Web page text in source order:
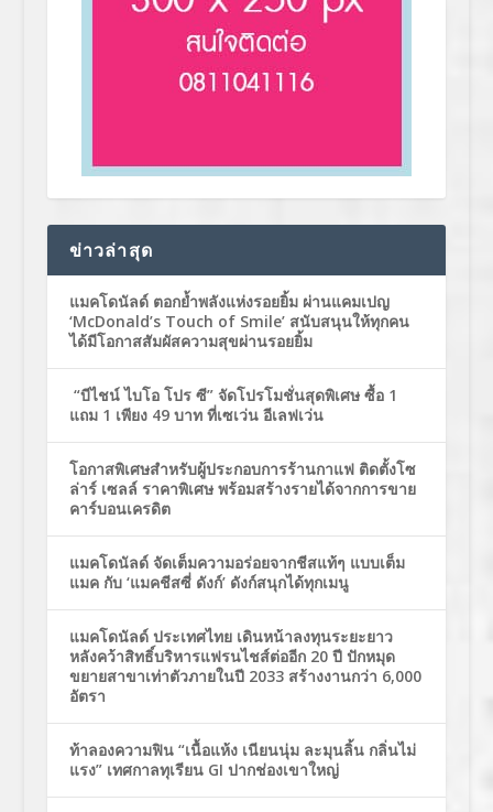
ข่าวล่าสุด
แมคโดนัลด์ ตอกย้ำพลังแห่งรอยยิ้ม ผ่านแคมเปญ
‘McDonald’s Touch of Smile’ สนับสนุนให้ทุกคน
ได้มีโอกาสสัมผัสความสุขผ่านรอยยิ้ม
“บีไชน์ ไบโอ โปร ซี” จัดโปรโมชั่นสุดพิเศษ ซื้อ 1
แถม 1 เพียง 49 บาท ที่เซเว่น อีเลฟเว่น
โอกาสพิเศษสำหรับผู้ประกอบการร้านกาแฟ ติดตั้งโซ
ล่าร์ เซลล์ ราคาพิเศษ พร้อมสร้างรายได้จากการขาย
คาร์บอนเครดิต
แมคโดนัลด์ จัดเต็มความอร่อยจากชีสแท้ๆ แบบเต็ม
แมค กับ ‘แมคชีสซี่ ดังก์’ ดังก์สนุกได้ทุกเมนู
แมคโดนัลด์ ประเทศไทย เดินหน้าลงทุนระยะยาว
หลังคว้าสิทธิ์บริหารแฟรนไชส์ต่ออีก 20 ปี ปักหมุด
ขยายสาขาเท่าตัวภายในปี 2033 สร้างงานกว่า 6,000
อัตรา
ท้าลองความฟิน “เนื้อแห้ง เนียนนุ่ม ละมุนลิ้น กลิ่นไม่
แรง” เทศกาลทุเรียน GI ปากช่องเขาใหญ่